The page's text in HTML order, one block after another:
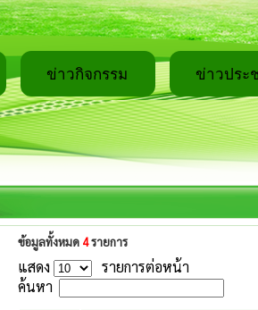
ข่าวกิจกรรม ข่าวประ
ข้อมูลทั้งหมด 4รายการ
แสดง
รายการต่อหน้า
ค้นหา